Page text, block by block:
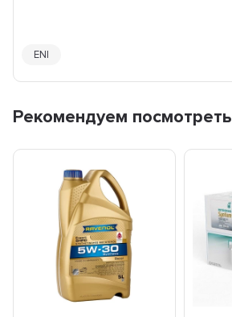
ENI
Рекомендуем посмотреть